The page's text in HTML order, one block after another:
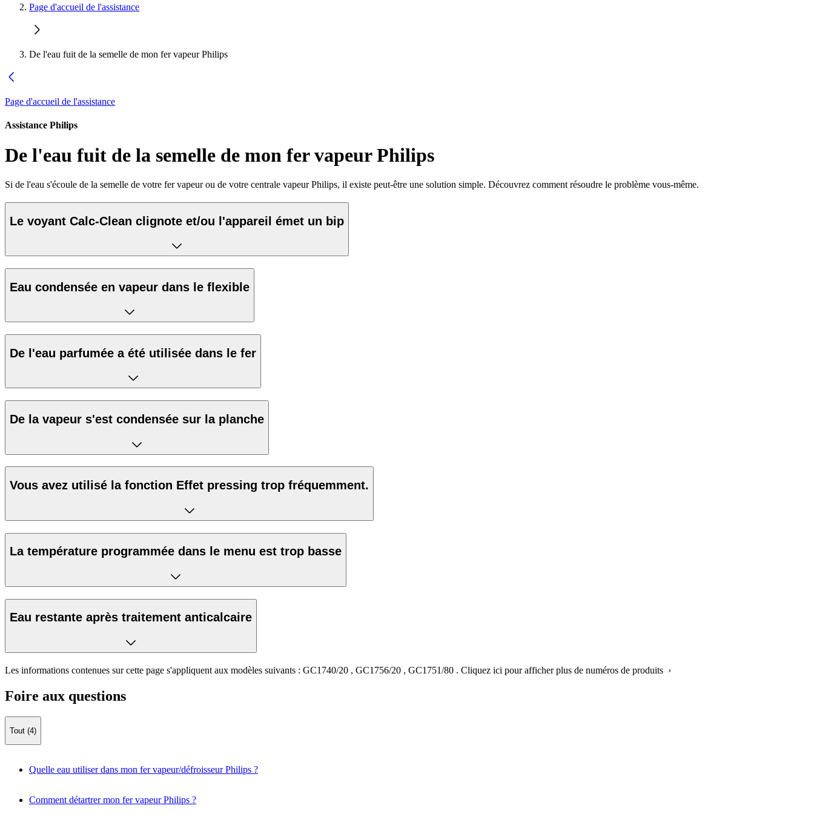
Page d'accueil de l'assistance
De l'eau fuit de la semelle de mon fer vapeur Philips
Page d'accueil de l'assistance
Assistance Philips
De l'eau fuit de la semelle de mon fer vapeur Philips
Si de l'eau s'écoule de la semelle de votre fer vapeur ou de votre centrale vapeur Philips, il existe peut-être une solution simple. Découvrez comment résoudre le problème vous-même.
Le voyant Calc-Clean clignote et/ou l'appareil émet un bip
Eau condensée en vapeur dans le flexible
De l'eau parfumée a été utilisée dans le fer
De la vapeur s'est condensée sur la planche
Vous avez utilisé la fonction Effet pressing trop fréquemment.
La température programmée dans le menu est trop basse
Eau restante après traitement anticalcaire
Les informations contenues sur cette page s'appliquent aux modèles suivants : GC1740/20 , GC1756/20 , GC1751/80 . Cliquez ici pour afficher plus de numéros de produits ›
Foire aux questions
Tout (4)
Quelle eau utiliser dans mon fer vapeur/défroisseur Philips ?
Comment détartrer mon fer vapeur Philips ?